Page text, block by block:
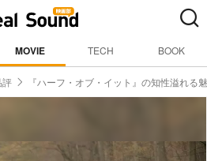
MOVIE TECH BOOK
評 『ハーフ・オブ・イット』の知性溢れる